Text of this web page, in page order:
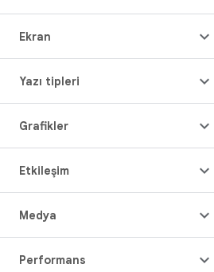
Ekran
Yazı tipleri
Grafikler
Etkileşim
Medya
Performans